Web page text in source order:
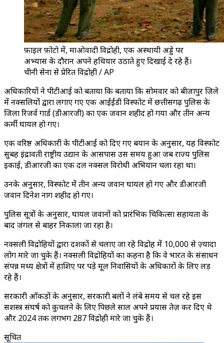
फ़ाइल फ़ोटो में, माओवादी विद्रोही, एक अस्थायी अड्डे पर
अभ्यास के दौरान अपने हथियार उठाते हुए दिखाई दे रहे हैं।
चीनी सेना से प्रेरित विद्रोही / AP
अधिकारियों ने पीटीआई को बताया कि बताया कि सोमवार को बीजापुर जिले
में नक्सलियों द्वारा लगाए गए एक आईईडी विस्फोट में छत्तीसगढ़ पुलिस के
जिला रिजर्व गार्ड (डीआरजी) का एक जवान शहीद हो गया और तीन अन्य
कर्मी घायल हो गए।
एक वरिष्ठ अधिकारी के पीटीआई को दिए गए बयान के अनुसार, यह विस्फोट
सुबह इंद्रावती राष्ट्रीय उद्यान के आसपास उस समय हुआ जब राज्य पुलिस
इकाई, डीआरजी का एक दल नक्सल विरोधी अभियान चला रहा था।
उनके अनुसार, विस्फोट में तीन अन्य जवान घायल हो गए और डीआरजी
जवान दिनेश नाग शहीद हो गए।
पुलिस सूत्रों के अनुसार, घायल जवानों को प्रारंभिक चिकित्सा सहायता के
बाद जंगल से बाहर निकाला जा रहा है।
नक्सली विद्रोहियों द्वारा दशकों से चलाए जा रहे विद्रोह में 10,000 से ज़्यादा
लोग मारे जा चुके हैं। नक्सली विद्रोहियों का कहना है कि वे भारत के संसाधन
संपन्न मध्य क्षेत्रों में हाशिए पर पड़े मूल निवासियों के अधिकारों के लिए लड़
रहे हैं।
सरकारी आँकड़ों के अनुसार, सरकारी बलों ने लंबे समय से चल रहे इस
सशस्त्र संघर्ष को कुचलने के लिए पिछले साल अपने प्रयास तेज़ कर दिए थे
और 2024 तक लगभग 287 विद्रोही मारे जा चुके हैं।
सूचित